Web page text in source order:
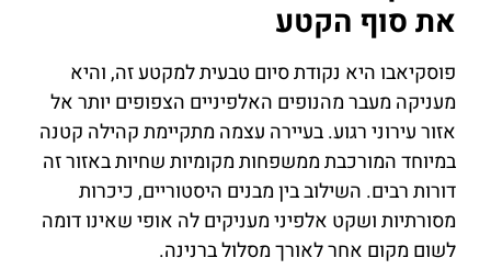
את סוף הקטע
פוסקיאבו היא נקודת סיום טבעית למקטע זה, והיא
מעניקה מעבר מהנופים האלפיניים הצפופים יותר אל
אזור עירוני רגוע. בעיירה עצמה מתקיימת קהילה קטנה
במיוחד המורכבת ממשפחות מקומיות שחיות באזור זה
דורות רבים. השילוב בין מבנים היסטוריים, כיכרות
מסורתיות ושקט אלפיני מעניקים לה אופי שאינו דומה
לשום מקום אחר לאורך מסלול ברנינה.